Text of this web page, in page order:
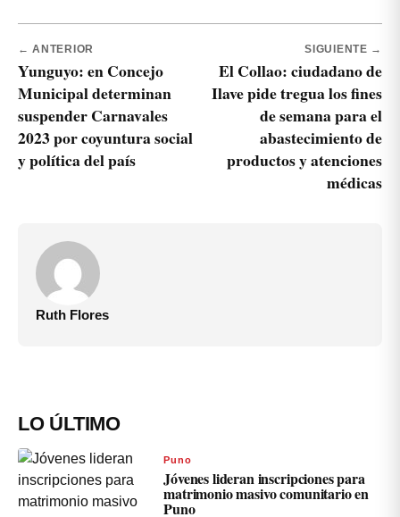
← ANTERIOR
Yunguyo: en Concejo
Municipal determinan
suspender Carnavales
2023 por coyuntura social
y política del país
SIGUIENTE →
El Collao: ciudadano de
Ilave pide tregua los fines
de semana para el
abastecimiento de
productos y atenciones
médicas
Ruth Flores
LO ÚLTIMO
Puno
Jóvenes lideran inscripciones para
matrimonio masivo comunitario en
Puno